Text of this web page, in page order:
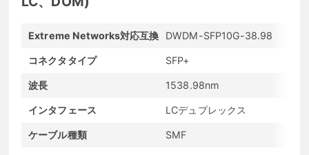
Extreme Networks対応互換 DWDM-SFP10G-38.98
コネクタタイプ SFP+
波長 1538.98nm
インタフェース LCデュプレックス
ケーブル種類 SMF